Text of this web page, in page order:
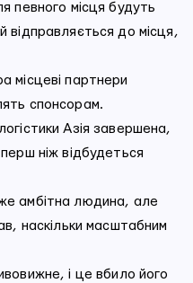
певного місця будуть
відправляється до місця,
місцеві партнери
спонсорам.
Азія завершена,
ніж відбудеться
амбітна людина, але
наскільки масштабним
і це вбило його